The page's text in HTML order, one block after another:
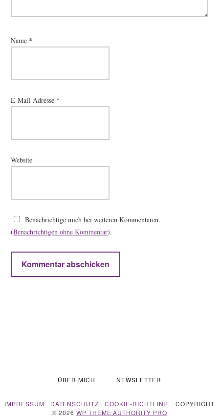
Name *
E-Mail-Adresse *
Website
Benachrichtige mich bei weiteren Kommentaren.
(Benachrichtigen ohne Kommentar).
ÜBER MICH NEWSLETTER
IMPRESSUM · DATENSCHUTZ ·COOKIE-RICHTLINIE · COPYRIGHT
© 2026 WP THEME AUTHORITY PRO